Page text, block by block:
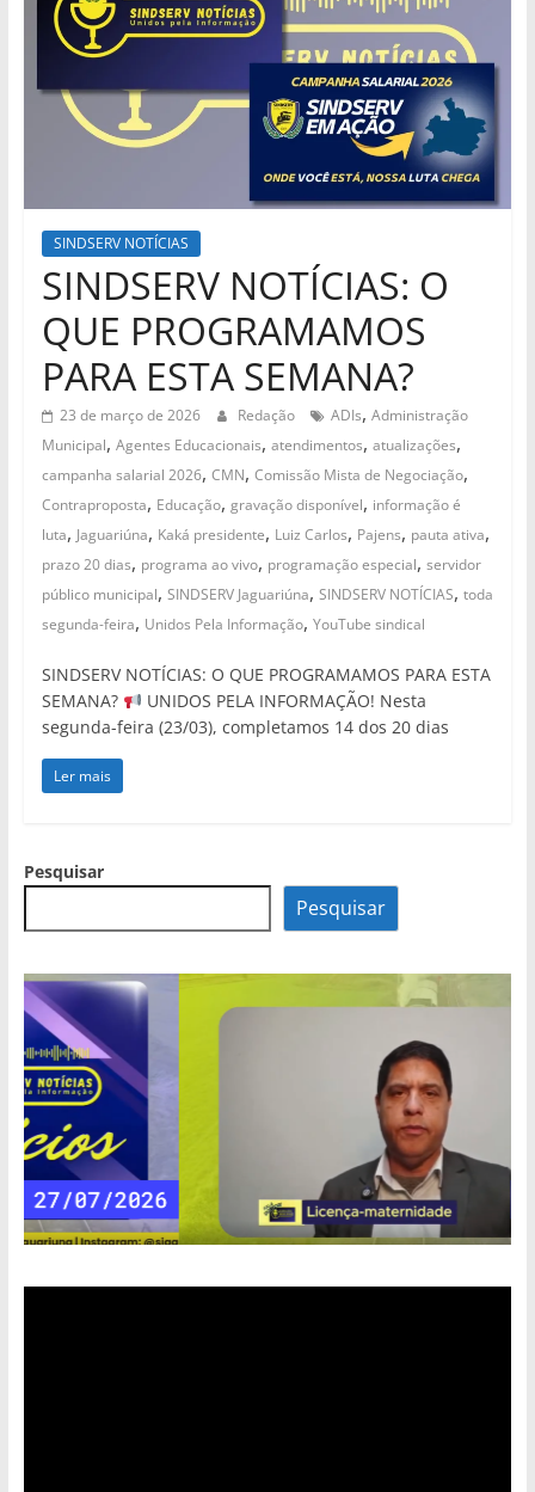
SINDSERV NOTÍCIAS
SINDSERV NOTÍCIAS: O
QUE PROGRAMAMOS
PARA ESTA SEMANA?
23 de março de 2026 Redação ADIs, Administração
Municipal, Agentes Educacionais, atendimentos, atualizações,
campanha salarial 2026, CMN, Comissão Mista de Negociação,
Contraproposta, Educação, gravação disponível, informação é
luta, Jaguariúna, Kaká presidente, Luiz Carlos, Pajens, pauta ativa,
prazo 20 dias, programa ao vivo, programação especial, servidor
público municipal, SINDSERV Jaguariúna, SINDSERV NOTÍCIAS, toda
segunda-feira, Unidos Pela Informação, YouTube sindical
SINDSERV NOTÍCIAS: O QUE PROGRAMAMOS PARA ESTA
SEMANA?
UNIDOS PELA INFORMAÇÃO! Nesta
segunda-feira (23/03), completamos 14 dos 20 dias
Ler mais
Pesquisar
Pesquisar